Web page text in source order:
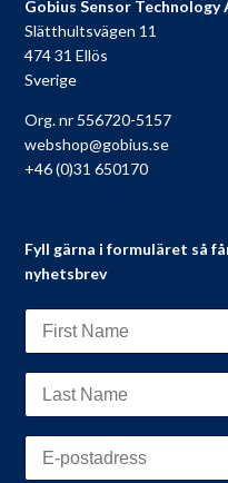
Gobius Sensor Technology
Slätthultsvägen 11
474 31 Ellös
Sverige
Org. nr 556720-5157
webshop@gobius.se
+46 (0)31 650170
Fyll gärna i formuläret så
nyhetsbrev